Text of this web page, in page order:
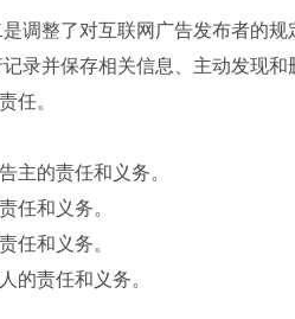
整了对互联网广告发布者的规
录并保存相关信息、主动发现和
任。
的责任和义务。
任和义务。
任和义务。
责任和义务。